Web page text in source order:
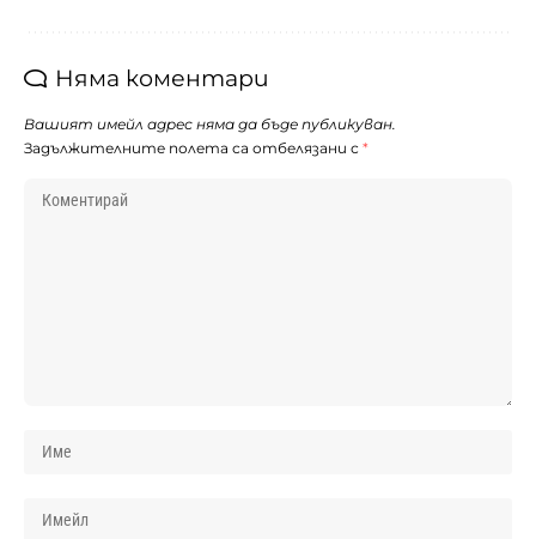
Няма коментари
Вашият имейл адрес няма да бъде публикуван.
Задължителните полета са отбелязани с *